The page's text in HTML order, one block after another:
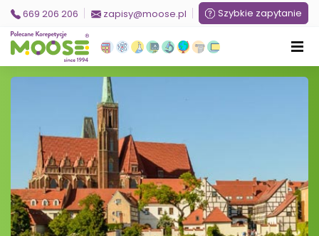
669 206 206 zapisy@moose.pl Szybkie zapytanie